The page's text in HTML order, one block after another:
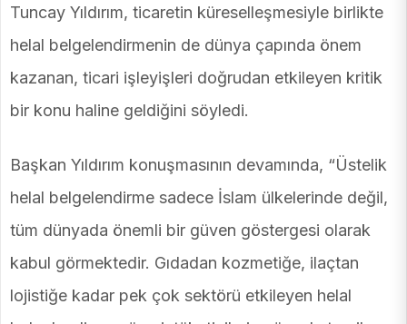
Tuncay Yıldırım, ticaretin küreselleşmesiyle birlikte
helal belgelendirmenin de dünya çapında önem
kazanan, ticari işleyişleri doğrudan etkileyen kritik
bir konu haline geldiğini söyledi.
Başkan Yıldırım konuşmasının devamında, “Üstelik
helal belgelendirme sadece İslam ülkelerinde değil,
tüm dünyada önemli bir güven göstergesi olarak
kabul görmektedir. Gıdadan kozmetiğe, ilaçtan
lojistiğe kadar pek çok sektörü etkileyen helal